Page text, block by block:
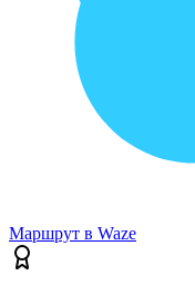
Маршрут в Waze